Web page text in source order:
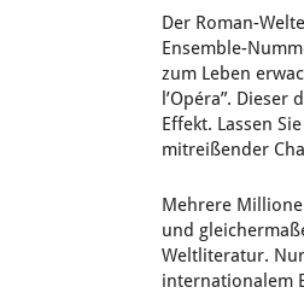
Der Roman-
Ensemble-
zum Leben
l’Opéra”.
Effekt. Lassen
mitreißender
Mehrere
und
Weltliteratur.
internationalem